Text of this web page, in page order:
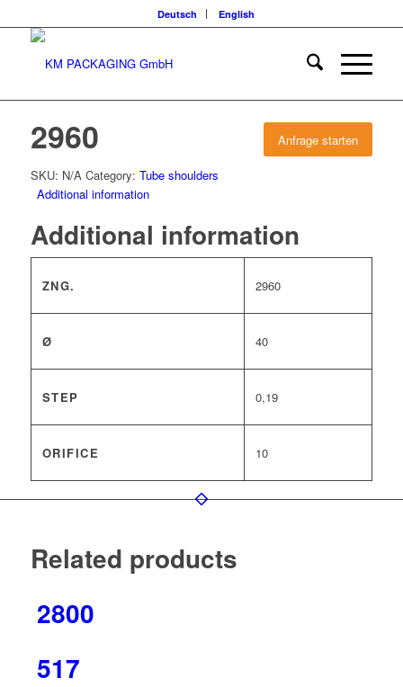
Deutsch English
Anfrage starten
2960
SKU: N/A Category: Tube shoulders
Additional information
Additional information
ZNG. 2960
Ø 40
STEP 0,19
ORIFICE 10
Related products
2800
517